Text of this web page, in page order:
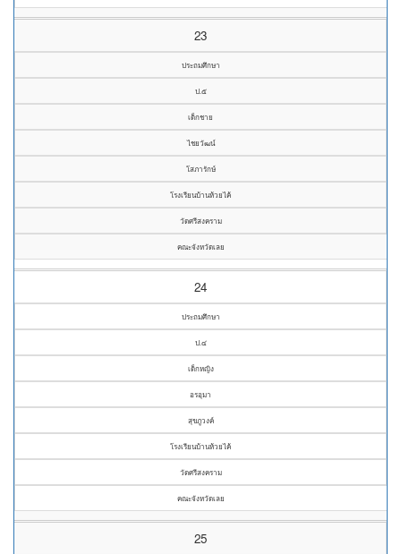
23
ประถมศึกษา
ป.๕
เด็กชาย
ไชยวัฒน์
โสภารักษ์
โรงเรียนบ้านห้วยไค้
วัดศรีสงคราม
คณะจังหวัดเลย
24
ประถมศึกษา
ป.๔
เด็กหญิง
อรอุมา
สุขภูวงค์
โรงเรียนบ้านห้วยไค้
วัดศรีสงคราม
คณะจังหวัดเลย
25